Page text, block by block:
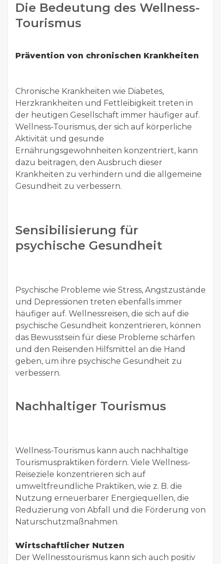
Die Bedeutung des Wellness-
Tourismus
Prävention von chronischen Krankheiten
Chronische Krankheiten wie Diabetes,
Herzkrankheiten und Fettleibigkeit treten in
der heutigen Gesellschaft immer häufiger auf.
Wellness-Tourismus, der sich auf körperliche
Aktivität und gesunde
Ernährungsgewohnheiten konzentriert, kann
dazu beitragen, den Ausbruch dieser
Krankheiten zu verhindern und die allgemeine
Gesundheit zu verbessern.
Sensibilisierung für
psychische Gesundheit
Psychische Probleme wie Stress, Angstzustände
und Depressionen treten ebenfalls immer
häufiger auf. Wellnessreisen, die sich auf die
psychische Gesundheit konzentrieren, können
das Bewusstsein für diese Probleme schärfen
und den Reisenden Hilfsmittel an die Hand
geben, um ihre psychische Gesundheit zu
verbessern.
Nachhaltiger Tourismus
Wellness-Tourismus kann auch nachhaltige
Tourismuspraktiken fördern. Viele Wellness-
Reiseziele konzentrieren sich auf
umweltfreundliche Praktiken, wie z. B. die
Nutzung erneuerbarer Energiequellen, die
Reduzierung von Abfall und die Förderung von
Naturschutzmaßnahmen.
Wirtschaftlicher Nutzen
Der Wellnesstourismus kann sich auch positiv